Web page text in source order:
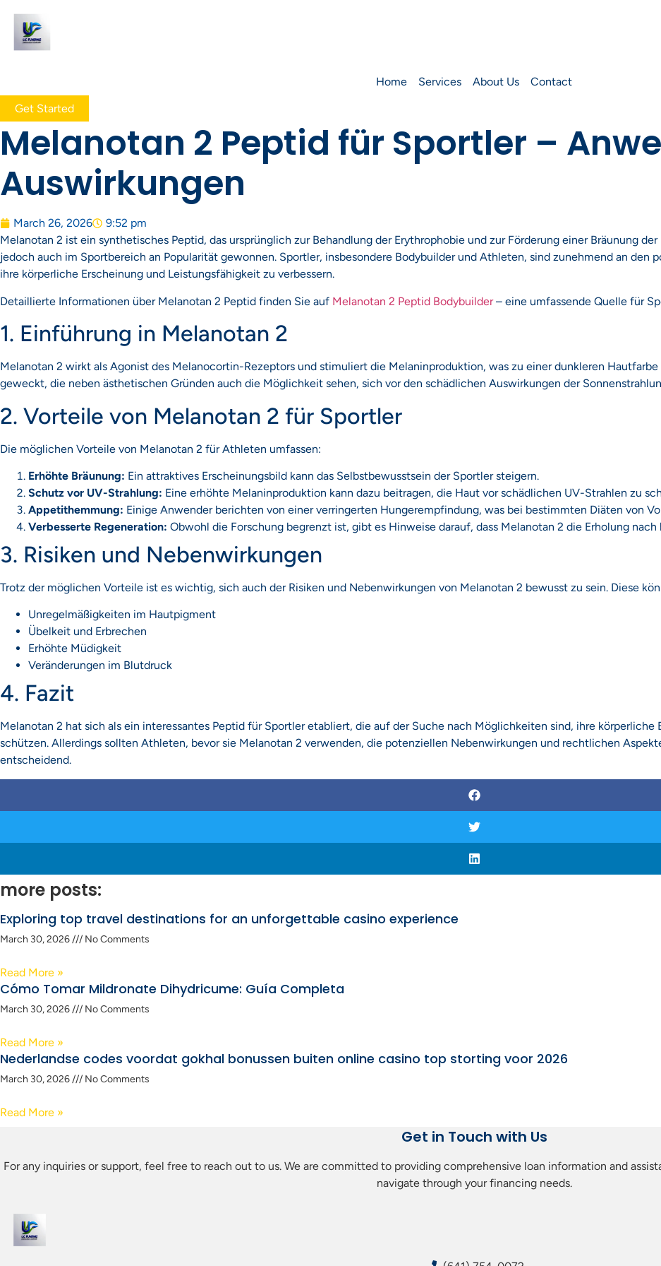
Home Services About Us
Contact
Get Started
Melanotan 2 Peptid für Sportler –
Auswirkungen
March 26, 2026
9:52 pm
Melanotan 2 ist ein synthetisches Peptid, das ursprünglich zur Behandlung der Erythrophobie und zur Förderung einer Bräunung
jedoch auch im Sportbereich an Popularität gewonnen. Sportler, insbesondere Bodybuilder und Athleten, sind zunehmend an den
ihre körperliche Erscheinung und Leistungsfähigkeit zu verbessern.
Detaillierte Informationen über Melanotan 2 Peptid finden Sie auf Melanotan 2 Peptid Bodybuilder– eine umfassende Quelle für
1. Einführung in Melanotan 2
Melanotan 2 wirkt als Agonist des Melanocortin-Rezeptors und stimuliert die Melaninproduktion, was zu einer dunkleren
geweckt, die neben ästhetischen Gründen auch die Möglichkeit sehen, sich vor den schädlichen Auswirkungen der
2. Vorteile von Melanotan 2 für Sportler
Die möglichen Vorteile von Melanotan 2 für Athleten umfassen:
Erhöhte Bräunung: Ein attraktives Erscheinungsbild kann das Selbstbewusstsein der Sportler steigern.
Schutz vor UV-Strahlung: Eine erhöhte Melaninproduktion kann dazu beitragen, die Haut vor schädlichen UV-Strahlen zu
Appetithemmung: Einige Anwender berichten von einer verringerten Hungerempfindung, was bei bestimmten Diäten von
Verbesserte Regeneration: Obwohl die Forschung begrenzt ist, gibt es Hinweise darauf, dass Melanotan 2 die Erholung
3. Risiken und Nebenwirkungen
Trotz der möglichen Vorteile ist es wichtig, sich auch der Risiken und Nebenwirkungen von Melanotan 2 bewusst zu sein. Diese
Unregelmäßigkeiten im Hautpigment
Übelkeit und Erbrechen
Erhöhte Müdigkeit
Veränderungen im Blutdruck
4. Fazit
Melanotan 2 hat sich als ein interessantes Peptid für Sportler etabliert, die auf der Suche nach Möglichkeiten sind, ihre körperliche
schützen. Allerdings sollten Athleten, bevor sie Melanotan 2 verwenden, die potenziellen Nebenwirkungen und rechtlichen
entscheidend.
more posts:
Exploring top travel destinations for an unforgettable casino experience
March 30, 2026 No Comments
Read More »
Cómo Tomar Mildronate Dihydricume: Guía Completa
March 30, 2026 No Comments
Read More »
Nederlandse codes voordat gokhal bonussen buiten online casino top storting voor 2026
March 30, 2026 No Comments
Read More »
Get in Touch with Us
For any inquiries or support, feel free to reach out to us. We are committed to providing comprehensive loan information and
navigate through your financing needs.